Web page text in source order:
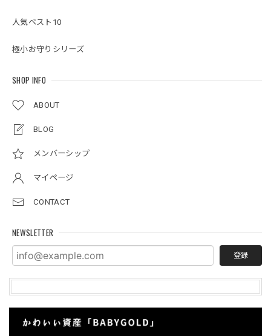
人気ベスト10
極小お守りシリーズ
SHOP INFO
ABOUT
BLOG
メンバーシップ
マイページ
CONTACT
NEWSLETTER
登録